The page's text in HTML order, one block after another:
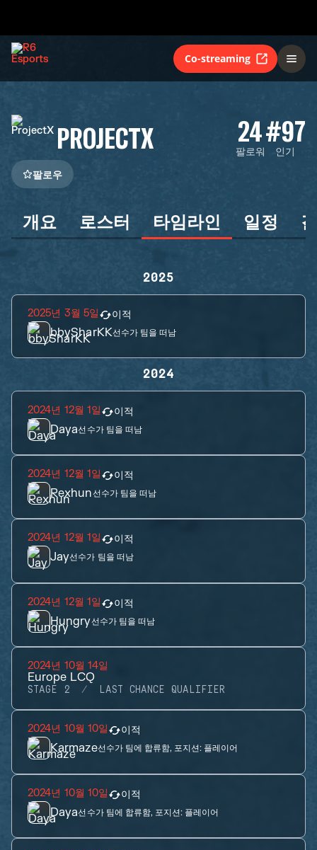
Co-streaming
PROJECTX 24
팔로워
#97
인기
팔로우
개요 로스터 타임라인 일정
2025
2025년 3월 5일 이적
bbySharKK선수가 팀을 떠남
2024
2024년 12월 1일 이적
Daya선수가 팀을 떠남
2024년 12월 1일 이적
Rexhun선수가 팀을 떠남
2024년 12월 1일 이적
Jay선수가 팀을 떠남
2024년 12월 1일 이적
Hungry선수가 팀을 떠남
2024년 10월 14일
Europe LCQ
STAGE 2 LAST CHANCE QUALIFIER
2024년 10월 10일 이적
Karmaze선수가 팀에 합류함, 포지션: 플레이어
2024년 10월 10일 이적
Daya선수가 팀에 합류함, 포지션: 플레이어